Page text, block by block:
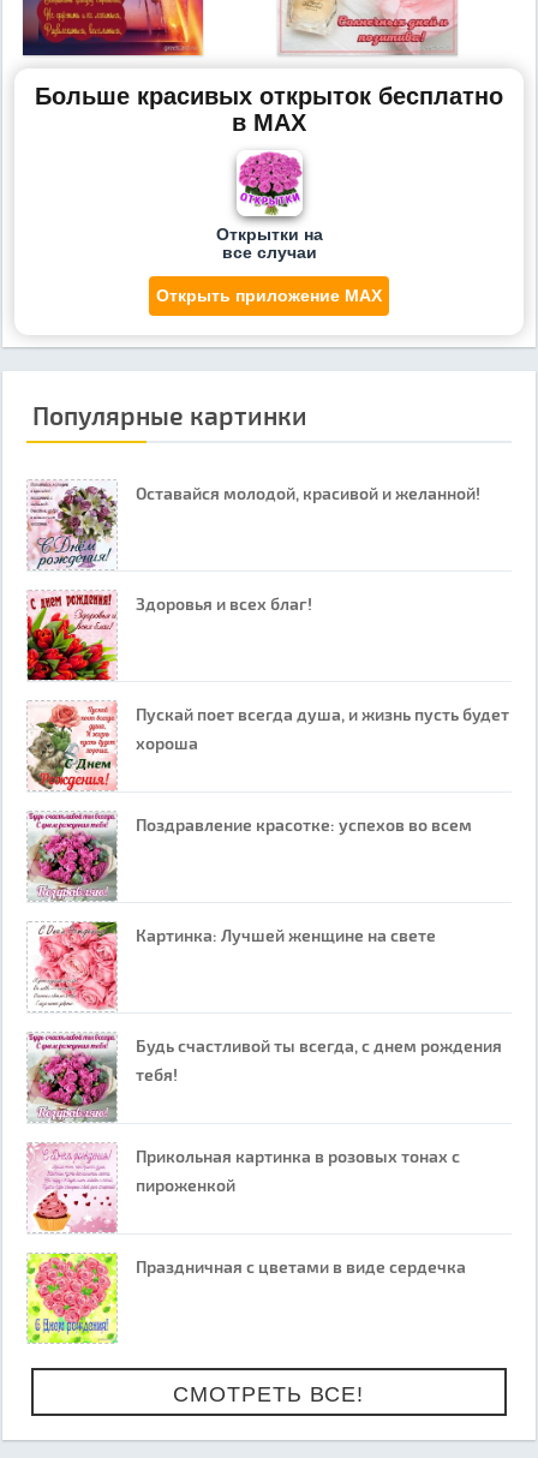
Больше красивых открыток бесплатно
в MAX
Открытки на
все случаи
Открыть приложение MAX
Популярные картинки
Оставайся молодой, красивой и желанной!
Здоровья и всех благ!
Пускай поет всегда душа, и жизнь пусть будет
хороша
Поздравление красотке: успехов во всем
Картинка: Лучшей женщине на свете
Будь счастливой ты всегда, с днем рождения
тебя!
Прикольная картинка в розовых тонах с
пироженкой
Праздничная с цветами в виде сердечка
СМОТРЕТЬ ВСЕ!